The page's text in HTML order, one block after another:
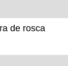
de rosca